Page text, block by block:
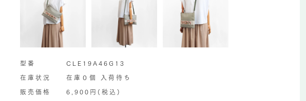
型番
CLE19A46G13
在庫状況
在庫０個 入荷待ち
販売価格
6,900円(税込)